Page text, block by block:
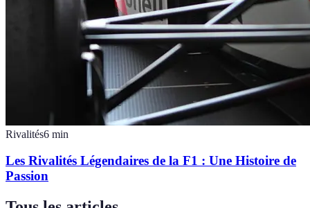
Rivalités6 min
Les Rivalités Légendaires de la F1 : Une Histoire de
Passion